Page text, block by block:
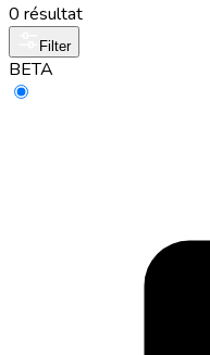
0 résultat
Filter
BETA